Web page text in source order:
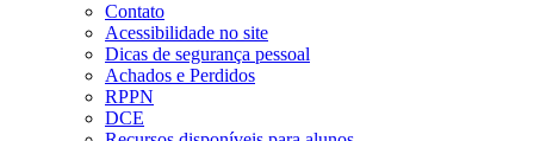
Contato
Acessibilidade no site
Dicas de segurança pessoal
Achados e Perdidos
RPPN
DCE